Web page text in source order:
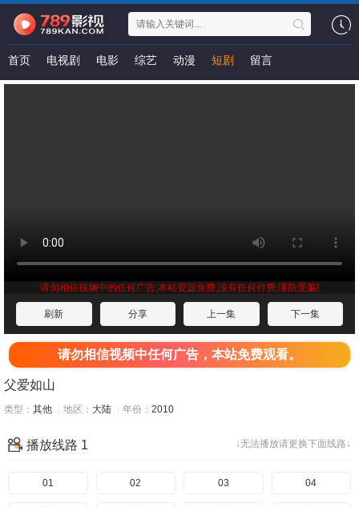
首页 电视剧 电影 综艺 动漫 短剧 留言
请勿相信视频中的任何广告,本站资源免费,没有任何付费,谨防受骗!
刷新 分享 上一集 下一集
请勿相信视频中任何广告，本站免费观看。
父爱如山
类型： 其他 地区： 大陆 年份： 2010
↓无法播放请更换下面线路↓
播放线路 1
01 02 03 04